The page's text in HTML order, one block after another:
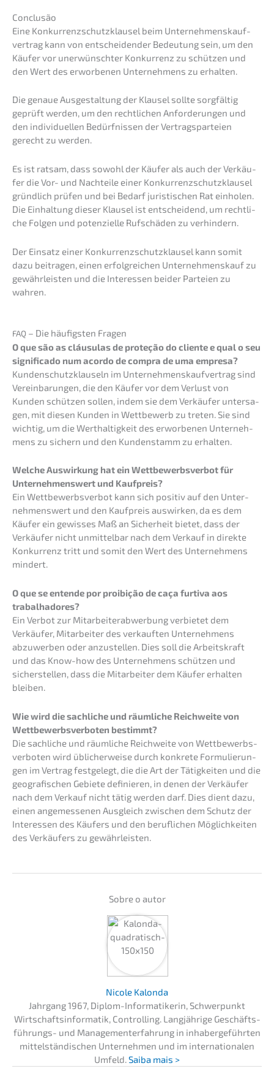
Conclusão
Eine Konkur­renz­schutz­klau­sel beim Unter­neh­mens­kauf­
ver­trag kann von entschei­den­der Bedeu­tung sein, um den
Käufer vor unerwünsch­ter Konkur­renz zu schüt­zen und
den Wert des erwor­be­nen Unter­neh­mens zu erhalten.
Die genaue Ausge­stal­tung der Klausel sollte sorgfäl­tig
geprüft werden, um den recht­li­chen Anfor­de­run­gen und
den indivi­du­el­len Bedürf­nis­sen der Vertrags­par­tei­en
gerecht zu werden.
Es ist ratsam, dass sowohl der Käufer als auch der Verkäu­
fer die Vor- und Nachtei­le einer Konkur­renz­schutz­klau­sel
gründ­lich prüfen und bei Bedarf juris­ti­schen Rat einho­len.
Die Einhal­tung dieser Klausel ist entschei­dend, um recht­li­
che Folgen und poten­zi­el­le Rufschä­den zu verhindern.
Der Einsatz einer Konkur­renz­schutz­klau­sel kann somit
dazu beitra­gen, einen erfolg­rei­chen Unter­nehmens­kauf zu
gewähr­leis­ten und die Inter­es­sen beider Partei­en zu
wahren.
FAQ – Die häufigs­ten Fragen
O que são as cláusu­las de prote­ção do cliente e qual o seu
signi­fi­ca­do num acordo de compra de uma empresa?
Kunden­schutz­klau­seln im Unter­neh­mens­kauf­ver­trag sind
Verein­ba­run­gen, die den Käufer vor dem Verlust von
Kunden schüt­zen sollen, indem sie dem Verkäu­fer unter­sa­
gen, mit diesen Kunden in Wettbe­werb zu treten. Sie sind
wichtig, um die Werthal­tig­keit des erwor­be­nen Unter­neh­
mens zu sichern und den Kunden­stamm zu erhalten.
Welche Auswir­kung hat ein Wettbe­werbs­ver­bot für
Unter­neh­mens­wert und Kaufpreis?
Ein Wettbe­werbs­ver­bot kann sich positiv auf den Unter­
neh­mens­wert und den Kaufpreis auswir­ken, da es dem
Käufer ein gewis­ses Maß an Sicher­heit bietet, dass der
Verkäu­fer nicht unmit­tel­bar nach dem Verkauf in direk­te
Konkur­renz tritt und somit den Wert des Unter­neh­mens
mindert.
O que se entende por proibi­ção de caça furti­va aos
trabalhadores?
Ein Verbot zur Mitar­bei­ter­ab­wer­bung verbie­tet dem
Verkäu­fer, Mitar­bei­ter des verkauf­ten Unter­neh­mens
abzuwer­ben oder anzustel­len. Dies soll die Arbeits­kraft
und das Know-how des Unter­neh­mens schüt­zen und
sicher­stel­len, dass die Mitar­bei­ter dem Käufer erhal­ten
bleiben.
Wie wird die sachli­che und räumli­che Reich­wei­te von
Wettbe­werbs­ver­bo­ten bestimmt?
Die sachli­che und räumli­che Reich­wei­te von Wettbe­werbs­
ver­bo­ten wird üblicher­wei­se durch konkre­te Formu­lie­run­
gen im Vertrag festge­legt, die die Art der Tätig­kei­ten und die
geogra­fi­schen Gebie­te definie­ren, in denen der Verkäu­fer
nach dem Verkauf nicht tätig werden darf. Dies dient dazu,
einen angemes­se­nen Ausgleich zwischen dem Schutz der
Inter­es­sen des Käufers und den beruf­li­chen Möglich­kei­ten
des Verkäu­fers zu gewährleisten.
Sobre o autor
Nicole Kalon­da
Jahrgang 1967, Diplom-Infor­ma­ti­ke­rin, Schwer­punkt
Wirtschafts­in­for­ma­tik, Control­ling. Langjäh­ri­ge Geschäfts­
füh­rungs- und Manage­men­t­er­fah­rung in inhaber­ge­führ­ten
mittel­stän­di­schen Unter­neh­men und im inter­na­tio­na­len
Umfeld.Saiba mais >